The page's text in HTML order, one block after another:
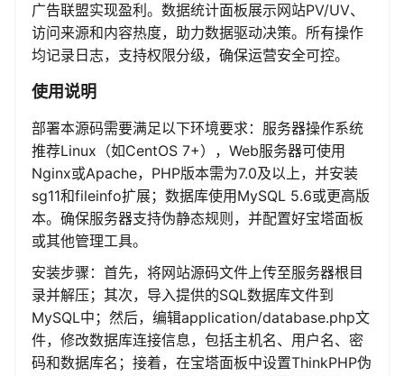
广告联盟实现盈利。数据统计面板展示网站PV/UV、
访问来源和内容热度，助力数据驱动决策。所有操作
均记录日志，支持权限分级，确保运营安全可控。
使用说明
部署本源码需要满足以下环境要求：服务器操作系统
推荐Linux（如CentOS 7+），Web服务器可使用
Nginx或Apache，PHP版本需为7.0及以上，并安装
sg11和fileinfo扩展；数据库使用MySQL 5.6或更高版
本。确保服务器支持伪静态规则，并配置好宝塔面板
或其他管理工具。
安装步骤：首先，将网站源码文件上传至服务器根目
录并解压；其次，导入提供的SQL数据库文件到
MySQL中；然后，编辑application/database.php文
件，修改数据库连接信息，包括主机名、用户名、密
码和数据库名；接着，在宝塔面板中设置ThinkPHP伪